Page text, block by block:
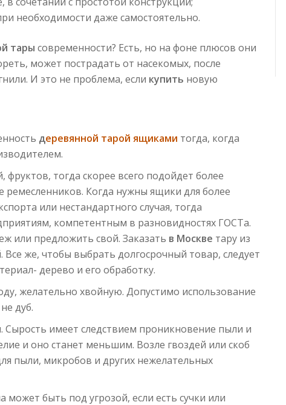
необходимости даже самостоятельно.
тары современности? Есть, но на фоне плюсов они
может пострадать от насекомых, после
И это не проблема, если купить новую
деревянной тарой ящиками тогда, когда
тогда скорее всего подойдет более
Когда нужны ящики для более
или нестандартного случая, тогда
компетентным в разновидностях ГОСТа.
или предложить свой. Заказать в Москве тару из
Все же, чтобы выбрать долгосрочный товар, следует
дерево и его обработку.
желательно хвойную. Допустимо использование
дуб.
Сырость имеет следствием проникновение пыли и
и оно станет меньшим. Возле гвоздей или скоб
пыли, микробов и других нежелательных
быть под угрозой, если есть сучки или